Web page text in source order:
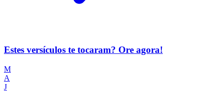
Estes versículos te tocaram? Ore agora!
M
A
J